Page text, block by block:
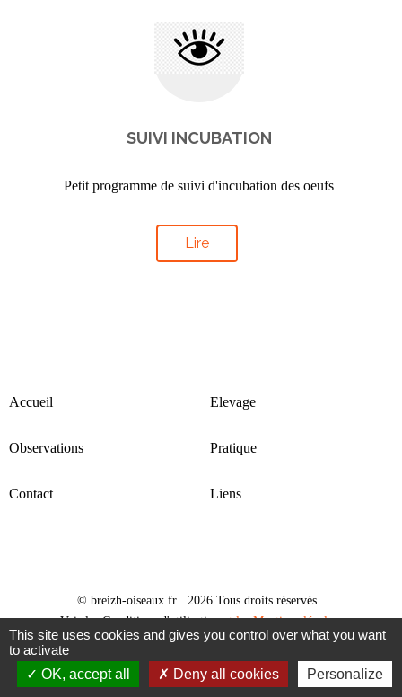
SUIVI INCUBATION
Petit programme de suivi d'incubation des oeufs
Lire
Accueil Elevage
Observations Pratique
Contact Liens
© breizh-oiseaux.fr 2026 Tous droits réservés.
Voir les Conditions d'utilisationet les Mentions légales
Design parFreeHTML5.co
This site uses cookies and gives you control over what you want
to activate
OK, accept all
Deny all cookies Personalize